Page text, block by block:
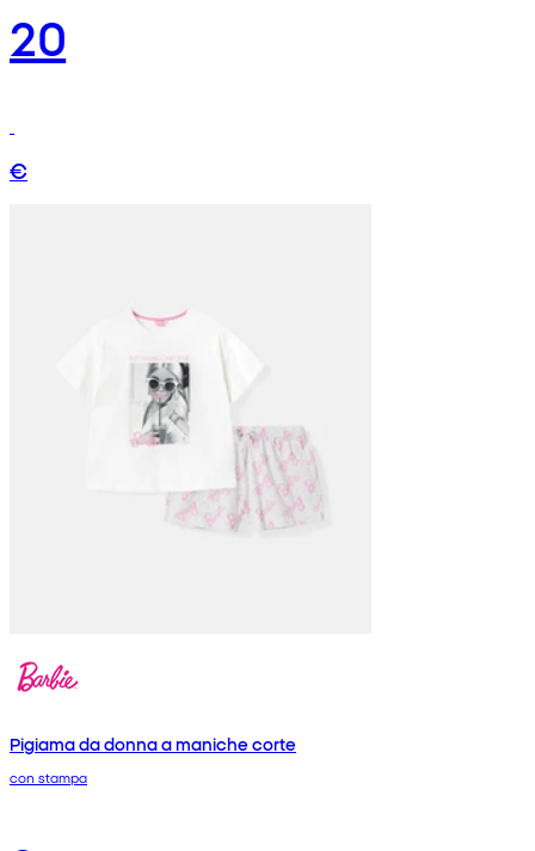
20
€
Pigiama da donna a maniche corte
con stampa